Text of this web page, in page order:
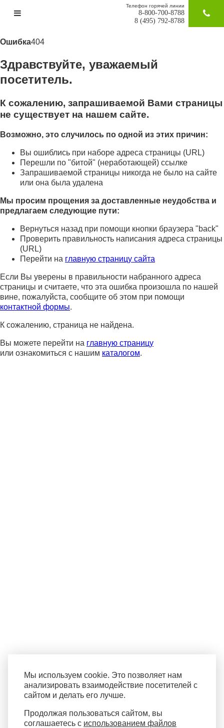
Телефон горячей линии
8-800-700-8788
8 (495) 792-8788
Ошибка404
Здравствуйте, уважаемый
посетитель.
К сожалению, запрашиваемой Вами страницы
не существует на нашем сайте.
Возможно, это случилось по одной из этих причин:
Вы ошиблись при наборе адреса страницы (URL)
Перешли по "битой" (неработающей) ссылке
Запрашиваемой страницы никогда не было на сайте
или она была удалена
Мы просим прощения за доставленные неудобства и
предлагаем следующие пути:
Вернуться назад при помощи кнопки браузера "back"
Проверить правильность написания адреса страницы
(URL)
Перейти на главную страницу сайта
Если Вы уверены в правильности набранного адреса
страницы и считаете, что эта ошибка произошла по нашей
вине, пожалуйста, сообщите об этом при помощи
контактной формы.
К сожалению, страница не найдена.
Вы можете перейти на главную страницу
или ознакомиться с нашим каталогом.
Мы используем cookie. Это позволяет нам
анализировать взаимодействие посетителей с
сайтом и делать его лучше.
Продолжая пользоваться сайтом, вы
соглашаетесь с использованием файлов